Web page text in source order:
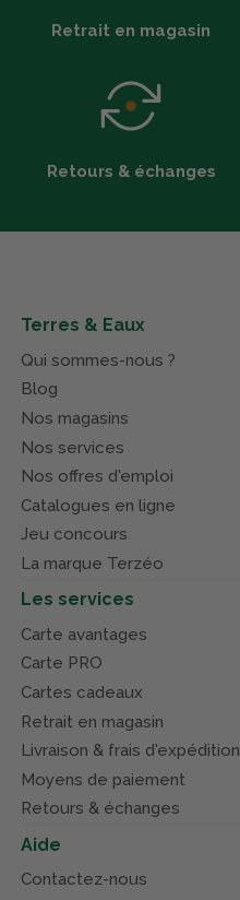
Retrait en magasin
Retours & échanges
Terres & Eaux
Qui sommes-nous ?
Blog
Nos magasins
Nos services
Nos offres d'emploi
Catalogues en ligne
Jeu concours
La marque Terzéo
Les services
Carte avantages
Carte PRO
Cartes cadeaux
Retrait en magasin
Livraison & frais d'expédition
Moyens de paiement
Retours & échanges
Aide
Contactez-nous